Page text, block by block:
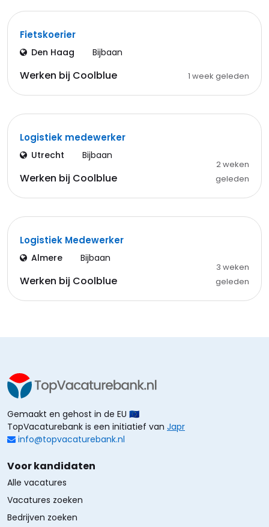
Fietskoerier
Den Haag Bijbaan
Werken bij Coolblue 1 week geleden
Logistiek medewerker
Utrecht Bijbaan
Werken bij Coolblue
2 weken
geleden
Logistiek Medewerker
Almere Bijbaan
Werken bij Coolblue
3 weken
geleden
Gemaakt en gehost in de EU 🇪🇺
TopVacaturebank is een initiatief van Japr
info@topvacaturebank.nl
Voor kandidaten
Alle vacatures
Vacatures zoeken
Bedrijven zoeken